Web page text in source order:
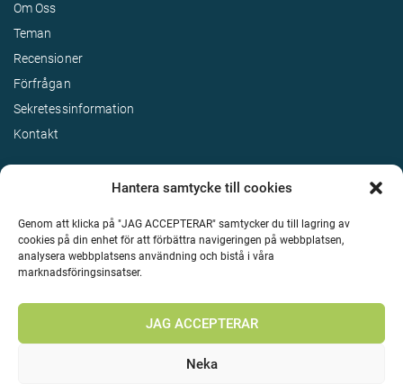
Hantera samtycke till cookies
Genom att klicka på "JAG ACCEPTERAR" samtycker du till lagring av
cookies på din enhet för att förbättra navigeringen på webbplatsen,
analysera webbplatsens användning och bistå i våra
marknadsföringsinsatser.
JAG ACCEPTERAR
Neka
Om Oss
Teman
Recensioner
Förfrågan
Sekretessinformation
Kontakt
Upphovsrätt 2026 Enjoy Travel Alla rättigheter reserverade